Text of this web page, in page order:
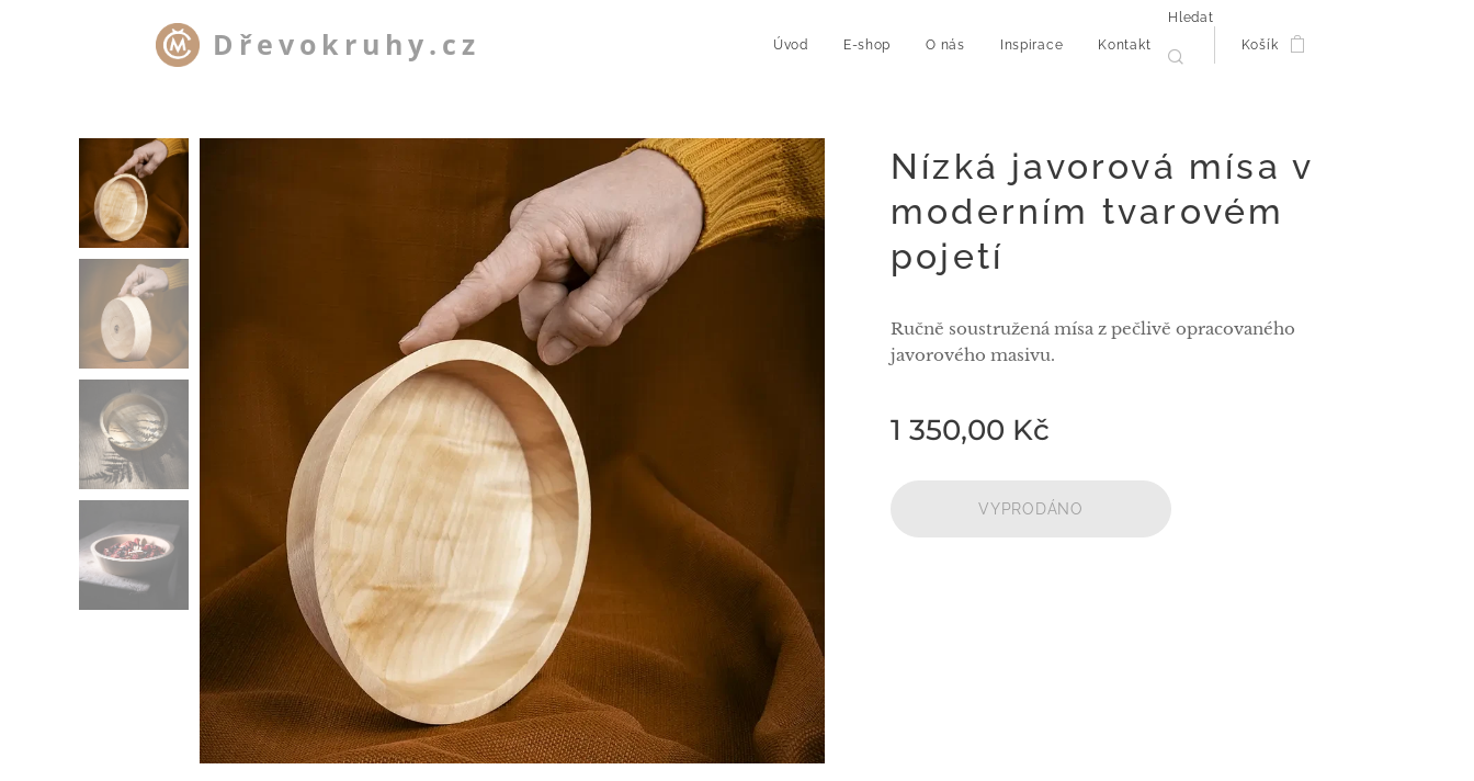
Dřevokruhy.cz Úvod E-shop O nás Inspirace Kontakt
Hledat
Košík
Nízká javorová mísa v
moderním tvarovém
pojetí
Ručně soustružená mísa z pečlivě opracovaného
javorového masivu.
1 350,00 Kč
VYPRODÁNO